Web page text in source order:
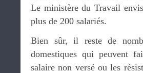
Le ministère du Travail
plus de 200 salariés.
Bien sûr, il reste de
domestiques qui peuvent
salaire non versé ou les